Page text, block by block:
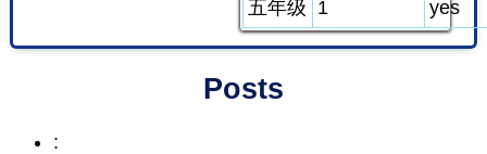
五年级 1 yes
Posts
: